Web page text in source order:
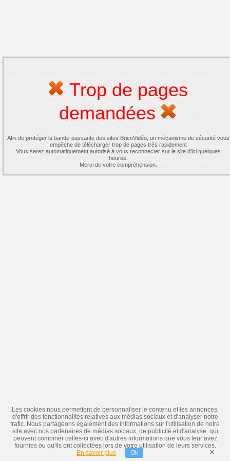
Trop de pages
demandées
Afin de protéger la bande-passante des sites BricoVidéo, un mécanisme de sécurité vous
empêche de télécharger trop de pages très rapidement
Vous serez automatiquement autorisé à vous reconnecter sur le site d'ici quelques
heures.
Merci de votre compréhension.
Les cookies nous permettent de personnaliser le contenu et les annonces,
d'offrir des fonctionnalités relatives aux médias sociaux et d'analyser notre
trafic. Nous partageons également des informations sur l'utilisation de notre
site avec nos partenaires de médias sociaux, de publicité et d'analyse, qui
peuvent combiner celles-ci avec d'autres informations que vous leur avez
fournies ou qu'ils ont collectées lors de votre utilisation de leurs services.
En savoir plus
Ok ×